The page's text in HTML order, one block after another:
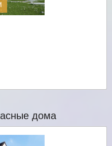
дома